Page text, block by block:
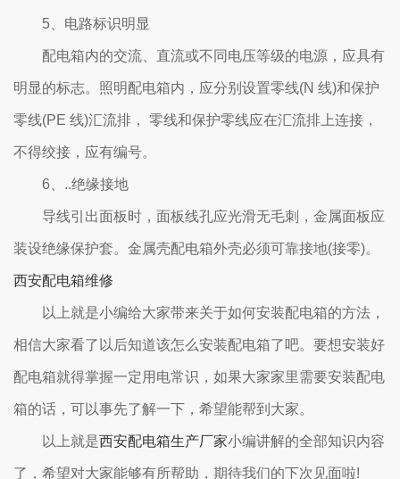
5、电路标识明显
配电箱内的交流、直流或不同电压等级的电源，应具有
明显的标志。照明配电箱内，应分别设置零线(N 线)和保护
零线(PE 线)汇流排， 零线和保护零线应在汇流排上连接，
不得绞接，应有编号。
6、..绝缘接地
导线引出面板时，面板线孔应光滑无毛刺，金属面板应
装设绝缘保护套。金属壳配电箱外壳必须可靠接地(接零)。
西安配电箱维修
以上就是小编给大家带来关于如何安装配电箱的方法，
相信大家看了以后知道该怎么安装配电箱了吧。要想安装好
配电箱就得掌握一定用电常识，如果大家家里需要安装配电
箱的话，可以事先了解一下，希望能帮到大家。
以上就是西安配电箱生产厂家小编讲解的全部知识内容
了，希望对大家能够有所帮助，期待我们的下次见面啦!